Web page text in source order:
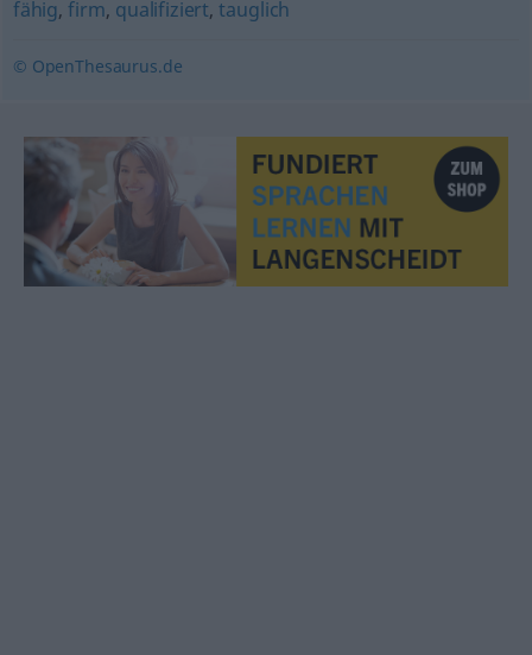
fähig,firm, qualifiziert,tauglich
© OpenThesaurus.de